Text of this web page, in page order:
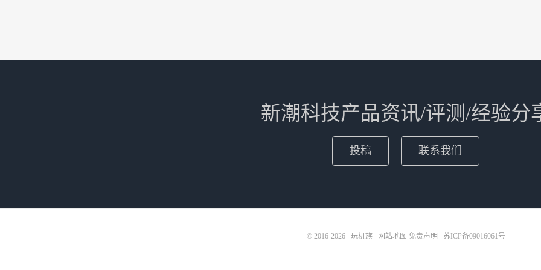
新潮科技产品资讯/评测/经验分
投稿 联系我们
© 2016-2026 玩机族 网站地图 免责声明 苏ICP备09016061号